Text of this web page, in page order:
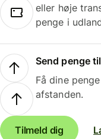
eller høje
penge i
Send penge
Få dine
afstanden.
Tilmeld dig